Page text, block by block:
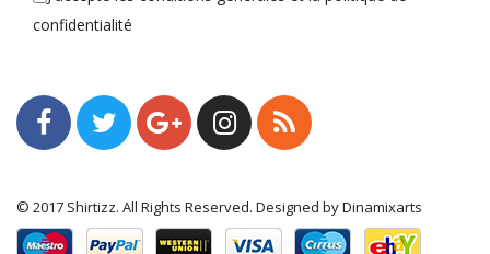
confidentialité
© 2017 Shirtizz. All Rights Reserved. Designed by Dinamixarts